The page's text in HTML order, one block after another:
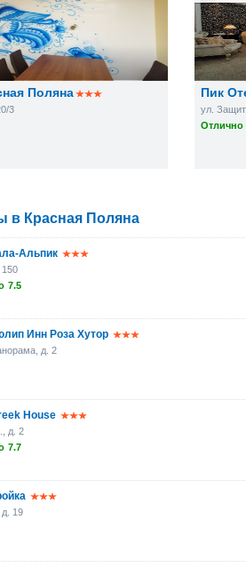
Поляна
3
Пик
ул.
Отлично
в Красная Поляна
Альпик
7.5
Инн Роза Хутор
д. 2
House
д. 2
7.7
д. 19